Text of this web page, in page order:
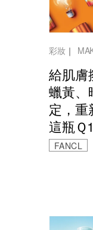
彩妝｜
給肌膚
蠟黃、
定，重
這瓶Ｑ
FANCL